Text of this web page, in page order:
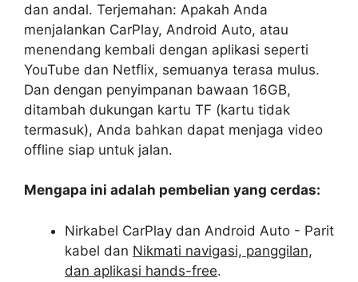
dan andal. Terjemahan: Apakah Anda
menjalankan CarPlay, Android Auto, atau
menendang kembali dengan aplikasi seperti
YouTube dan Netflix, semuanya terasa mulus.
Dan dengan penyimpanan bawaan 16GB,
ditambah dukungan kartu TF (kartu tidak
termasuk), Anda bahkan dapat menjaga video
offline siap untuk jalan.
Mengapa ini adalah pembelian yang cerdas:
Nirkabel CarPlay dan Android Auto - Parit
kabel dan Nikmati navigasi, panggilan,
dan aplikasi hands-free.